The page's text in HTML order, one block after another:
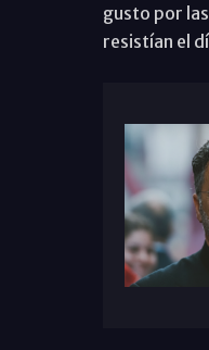
gusto por
resistían el